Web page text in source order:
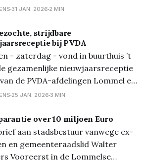
De bijeenkomst werd
120 leden, sympathisanten en
samen in een warme en
nieuwjaarsreceptie
voor ontmoeting, dialoog en
Dankzij
31 JAN. 2026 2 MIN
strijdbare
bij PVDA
- zaterdag - vond in buurthuis ’t
gezamenlijke nieuwjaarsreceptie
de PVDA-afdelingen Lommel en
met Geneeskunde voor het
druk bijgewoond. De bijeenkomst
het teken van het toenemende
tegen het afbraakbeleid van de
25 JAN. 2026 3 MIN
over 10 miljoen Euro
aan stadsbestuur vanwege ex-
en gemeenteraadslid Walter